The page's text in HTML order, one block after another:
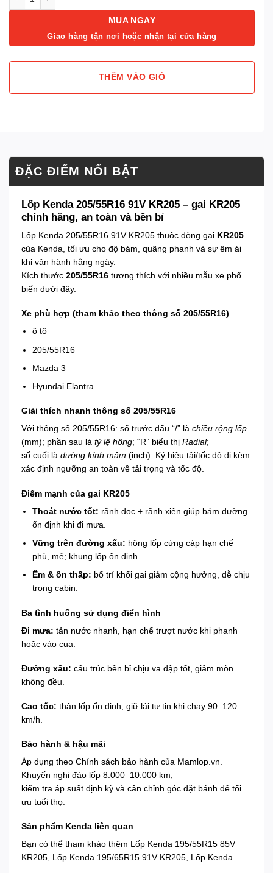
MUA NGAY
Giao hàng tận nơi hoặc nhận tại cửa hàng
THÊM VÀO GIỎ
ĐẶC ĐIỂM NỔI BẬT
Lốp Kenda 205/55R16 91V KR205 – gai KR205
chính hãng, an toàn và bền bỉ
Lốp Kenda 205/55R16 91V KR205 thuộc dòng gai KR205
của Kenda, tối ưu cho độ bám, quãng phanh và sự êm ái
khi vận hành hằng ngày.
Kích thước 205/55R16 tương thích với nhiều mẫu xe phổ
biến dưới đây.
Xe phù hợp (tham khảo theo thông số 205/55R16)
ô tô
205/55R16
Mazda 3
Hyundai Elantra
Giải thích nhanh thông số 205/55R16
Với thông số 205/55R16: số trước dấu “/” là chiều rộng lốp
(mm); phần sau là tỷ lệ hông; “R” biểu thị Radial;
số cuối là đường kính mâm (inch). Ký hiệu tải/tốc độ đi kèm
xác định ngưỡng an toàn về tải trọng và tốc độ.
Điểm mạnh của gai KR205
Thoát nước tốt: rãnh dọc + rãnh xiên giúp bám đường
ổn định khi đi mưa.
Vững trên đường xấu: hông lốp cứng cáp hạn chế
phù, mẻ; khung lốp ổn định.
Êm & ồn thấp: bố trí khối gai giảm cộng hưởng, dễ chịu
trong cabin.
Ba tình huống sử dụng điển hình
Đi mưa: tản nước nhanh, hạn chế trượt nước khi phanh
hoặc vào cua.
Đường xấu: cấu trúc bền bỉ chịu va đập tốt, giảm mòn
không đều.
Cao tốc: thân lốp ổn định, giữ lái tự tin khi chạy 90–120
km/h.
Bảo hành & hậu mãi
Áp dụng theo Chính sách bảo hành của Mamlop.vn.
Khuyến nghị đảo lốp 8.000–10.000 km,
kiểm tra áp suất định kỳ và cân chỉnh góc đặt bánh để tối
ưu tuổi thọ.
Sản phẩm Kenda liên quan
Bạn có thể tham khảo thêm Lốp Kenda 195/55R15 85V
KR205, Lốp Kenda 195/65R15 91V KR205, Lốp Kenda.